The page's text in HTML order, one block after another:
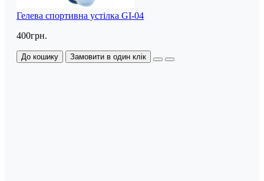
Гелева спортивна устілка GI-04
400грн.
До кошику Замовити в один клік